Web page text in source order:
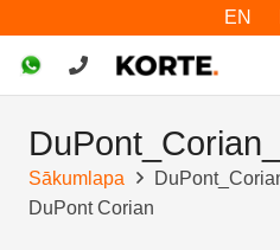
EN
Sākumlapa
DuPont Corian